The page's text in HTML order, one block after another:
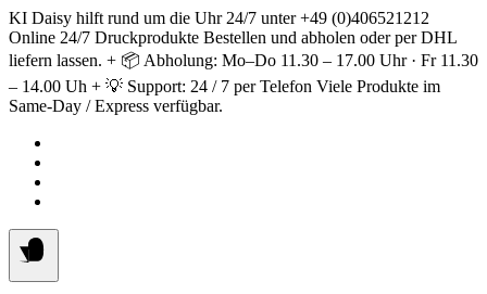
Springe
zum
Inhalt
KI Daisy hilft rund um die Uhr 24/7 unter +49 (0)406521212
Online 24/7 Druckprodukte Bestellen und abholen oder per DHL
liefern lassen. + 📦 Abholung: Mo–Do 11.30 – 17.00 Uhr · Fr 11.30
– 14.00 Uh + 💡 Support: 24 / 7 per Telefon Viele Produkte im
Same-Day / Express verfügbar.